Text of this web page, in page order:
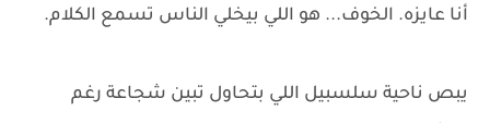
أنا عايزه. الخوف... هو اللي بيخلي الناس تسمع الكلام.
يبص ناحية سلسبيل اللي بتحاول تبين شجاعة رغم